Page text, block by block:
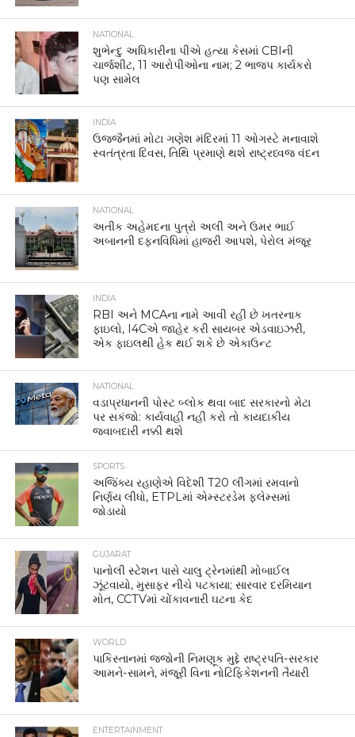
NATIONAL
શુભેન્દુ અધિકારીના પીએ હત્યા કેસમાં CBIની
ચાર્જશીટ, 11 આરોપીઓના નામ; 2 ભાજપ કાર્યકરો
પણ સામેલ
INDIA
ઉજ્જૈનમાં મોટા ગણેશ મંદિરમાં 11 ઓગસ્ટે મનાવાશે
સ્વતંત્રતા દિવસ, તિથિ પ્રમાણે થશે રાષ્ટ્રધ્વજ વંદન
NATIONAL
અતીક અહેમદના પુત્રો અલી અને ઉમર ભાઈ
અબાનની દફનવિધિમાં હાજરી આપશે, પેરોલ મંજૂર
INDIA
RBI અને MCAના નામે આવી રહી છે ખતરનાક
ફાઇલો, I4Cએ જાહેર કરી સાયબર એડવાઇઝરી,
એક ફાઇલથી હેક થઈ શકે છે એકાઉન્ટ
NATIONAL
વડાપ્રધાનની પોસ્ટ બ્લોક થવા બાદ સરકારનો મેટા
પર સકંજો: કાર્યવાહી નહીં કરો તો કાયદાકીય
જવાબદારી નક્કી થશે
SPORTS
અજિંક્ય રહાણેએ વિદેશી T20 લીગમાં રમવાનો
નિર્ણય લીધો, ETPLમાં એમ્સ્ટરડેમ ફ્લેમ્સમાં
જોડાયો
GUJARAT
પાનોલી સ્ટેશન પાસે ચાલુ ટ્રેનમાંથી મોબાઈલ
ઝૂંટવાયો, મુસાફર નીચે પટકાયા; સારવાર દરમિયાન
મોત, CCTVમાં ચોંકાવનારી ઘટના કેદ
WORLD
પાકિસ્તાનમાં જજોની નિમણૂક મુદ્દે રાષ્ટ્રપતિ-સરકાર
આમને-સામને, મંજૂરી વિના નોટિફિકેશનની તૈયારી
ENTERTAINMENT